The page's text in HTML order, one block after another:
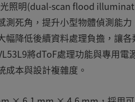
照明(dual-scan flood
測死角，提升小型物體偵測能
幅降低後續資料處理負擔，讓
將dToF處理功能與專用
成本與設計複雜度。